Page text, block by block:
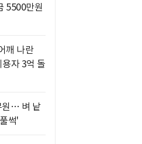
5500만원
깨 나란
자 3억 돌
원… 벼 낱
썩'